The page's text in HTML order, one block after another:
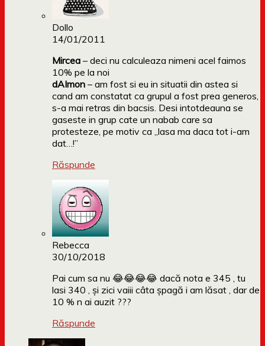
Dollo
14/01/2011
Mircea – deci nu calculeaza nimeni acel faimos
10% pe la noi
dAImon – am fost si eu in situatii din astea si
cand am constatat ca grupul a fost prea generos,
s-a mai retras din bacsis. Desi intotdeauna se
gaseste in grup cate un nabab care sa
protesteze, pe motiv ca „lasa ma daca tot i-am
dat…!”
Răspunde
Rebecca
30/10/2018
Pai cum sa nu 😂😂😂😂 dacă nota e 345 , tu
lasi 340 , și zici vaiii câta șpagă i am lăsat , dar de
10 % n ai auzit ???
Răspunde